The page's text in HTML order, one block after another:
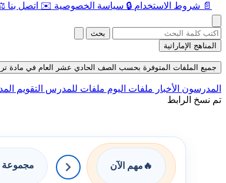
📄 شروط الاستخدام 🔒 سياسة الخصوصية ✉️ اتصل بنا
بحث
المناهج الإماراتية
جميع الملفات المتوفرة بحسب الصف الحادي عشر العام في مادة تربية
المدرسون الأخبار ملفات اليوم ملفات للمدرس التقويم
تم نسخ الرابط
🔥 مهم الآن مجموعة